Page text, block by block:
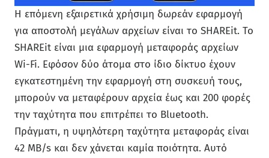
Η επόμενη εξαιρετικά χρήσιμη δωρεάν εφαρμογή
για αποστολή μεγάλων αρχείων είναι το SHAREit. Το
SHAREit είναι μια εφαρμογή μεταφοράς αρχείων
Wi-Fi. Εφόσον δύο άτομα στο ίδιο δίκτυο έχουν
εγκατεστημένη την εφαρμογή στη συσκευή τους,
μπορούν να μεταφέρουν αρχεία έως και 200 ​​φορές
την ταχύτητα που επιτρέπει το Bluetooth.
Πράγματι, η υψηλότερη ταχύτητα μεταφοράς είναι
42 MB/s και δεν χάνεται καμία ποιότητα. Αυτό